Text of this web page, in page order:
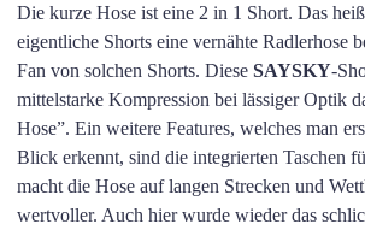
Die kurze Hose ist eine 2 in 1 Short. Das
eigentliche Shorts eine vernähte Radlerhose
Fan von solchen Shorts. Diese SAYSKY-
mittelstarke Kompression bei lässiger Optik
Hose”. Ein weitere Features, welches man
Blick erkennt, sind die integrierten Taschen
macht die Hose auf langen Strecken und
wertvoller. Auch hier wurde wieder das